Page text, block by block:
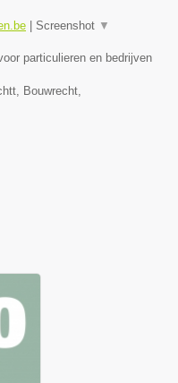
Screenshot ▼
particulieren en bedrijven
Bouwrecht,